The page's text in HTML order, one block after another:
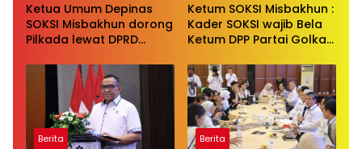
Ketua Umum Depinas
SOKSI Misbakhun dorong
Pilkada lewat DPRD
pilkada langsung
Ketum SOKSI Misbakhun :
Kader SOKSI wajib Bela
Ketum DPP Partai Golkar
Publik
Berita Berita